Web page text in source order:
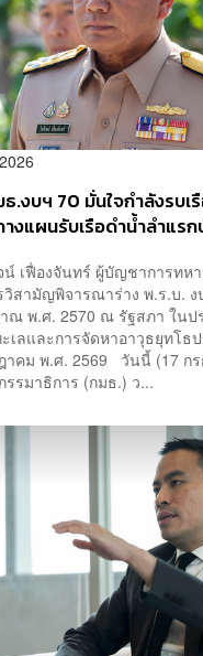
.งบฯ 70 มั่นใจกำลังรบเ
งแผนรับเรือดำน้ำลำแรก
น์ เฟื่องจันทร์ ผู้บัญชาการทห
สามัญพิจารณาร่าง พ.ร.บ.
ณ พ.ศ. 2570 ณ รัฐสภา ในป
เลและการจัดหาอาวุธยุทโธ
าคม พ.ศ. 2569 วันนี้ (17 ก
รมาธิการ (กมธ.) ว...